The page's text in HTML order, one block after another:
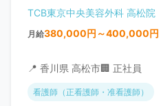
TCB東京中央美容外科 高松院
月給380,000円～400,000円
📍 香川県 高松市🏢 正社員
看護師（正看護師・准看護師）